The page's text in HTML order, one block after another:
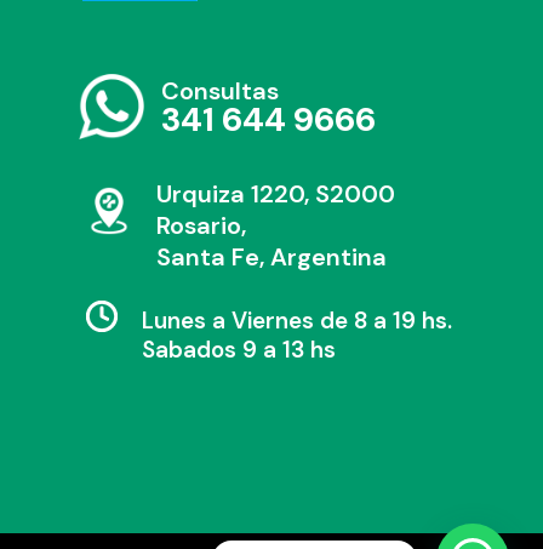
Consultas
341 644 9666
Urquiza 1220, S2000
Rosario,
Santa Fe, Argentina
Lunes a Viernes de 8 a 19 hs.
Sabados 9 a 13 hs